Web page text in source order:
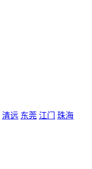
清远 东莞 江门 珠海